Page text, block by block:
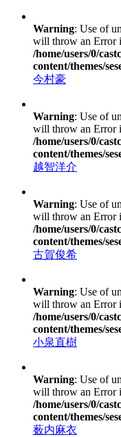
Warning: Use of
will throw an Error
/home/users/0/
content/themes/
今村豪
Warning: Use of
will throw an Error
/home/users/0/
content/themes/
越智洋介
Warning: Use of
will throw an Error
/home/users/0/
content/themes/
古賀俊希
Warning: Use of
will throw an Error
/home/users/0/
content/themes/
小泉直樹
Warning: Use of
will throw an Error
/home/users/0/
content/themes/
薮内麻衣